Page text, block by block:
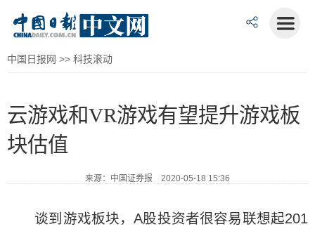
中国日报网 >> 科技滚动
云游戏和VR游戏有望提升游戏板
块估值
来源：中国证券报 2020-05-18 15:36
谈到游戏板块，A股投资者很容易联想起201